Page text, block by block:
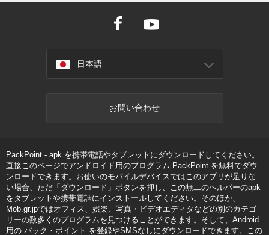
日本語
お問い合わせ
PackPoint - apk を携帯電話やタブレットにダウンロードしてください。
直接このページでアンドロイド用のプログラム PackPoint を無料でダウ
ンロードできます。お使いのモバイルデバイスではこのアプリが足りな
い場合、ただ「ダウンロード」ボタンを押し、この無二のヘルパーのapk
をタブレットや携帯電話にインストールしてください。そのほか、
Mob.gr.jpではオフィス、娯楽、写真・ビデオエディタなどの別のカテゴ
リーの数多くのプログラムを見つけることができます。そして、Android
用の パック・ポイント を登録やSMSなしにダウンロードできます。この